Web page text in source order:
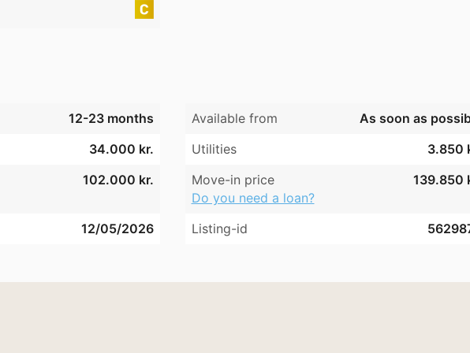
12-23 months Available from
As soon as
34.000 kr. Utilities
3.850
102.000 kr. Move-in price
139.850
Do you need a loan?
12/05/2026 Listing-id